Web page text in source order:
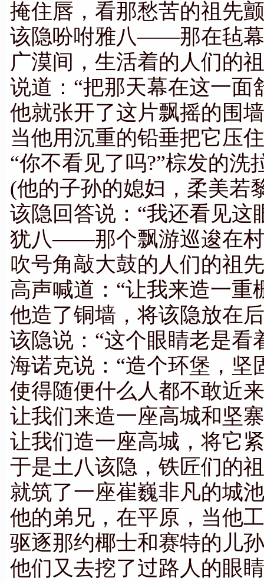
掩住唇，看那愁苦的祖先
该隐吩咐雅八——那在毡
广漠间，生活着的人们的
说道：“把那天幕在这一面
他就张开了这片飘摇的围
当他用沉重的铅垂把它压
“你不看见了吗?”棕发的洗
(他的子孙的媳妇，柔美若
该隐回答说：“我还看见这
犹八——那个飘游巡逡在
吹号角敲大鼓的人们的祖
高声喊道：“让我来造一重
他造了铜墙，将该隐放在
该隐说：“这个眼睛老是看
海诺克说：“造个环堡，坚
使得随便什么人都不敢近
让我们来造一座高城和坚
让我们造一座高城，将它
于是土八该隐，铁匠们的
就筑了一座崔巍非凡的城
他的弟兄，在平原，当他
驱逐那约椰士和赛特的儿
他们又去挖了过路人的眼